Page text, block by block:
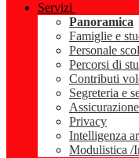
Servizi
Panoramica
Famiglie e
Personale
Percorsi di
Contributi
Segreteria e
Assicurazione
Privacy
Intelligenza
Modulistica /